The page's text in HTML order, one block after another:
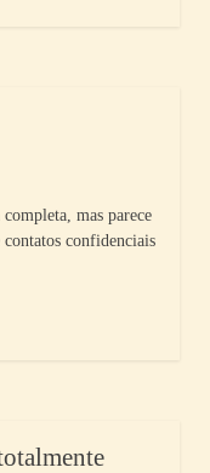
mas parece
confidenciais